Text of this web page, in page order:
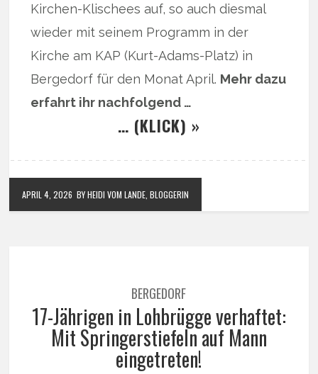
Kirchen-Klischees auf, so auch diesmal
wieder mit seinem Programm in der
Kirche am KAP (Kurt-Adams-Platz) in
Bergedorf für den Monat April. Mehr dazu
erfahrt ihr nachfolgend …
… (KLICK) »
APRIL 4, 2026 BY HEIDI VOM LANDE, BLOGGERIN
BERGEDORF
17-Jährigen in Lohbrügge verhaftet:
Mit Springerstiefeln auf Mann
eingetreten!